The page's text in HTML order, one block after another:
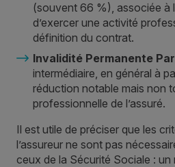
(souvent 66 %), associée à
d’exercer une activité
définition du contrat.
Invalidité Permanente
intermédiaire, en général à
réduction notable mais non
professionnelle de l’assuré.
Il est utile de préciser que les
l’assureur ne sont pas
ceux de la Sécurité Sociale : un